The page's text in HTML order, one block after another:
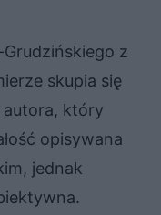
z
skupia się
który
opisywana
jednak